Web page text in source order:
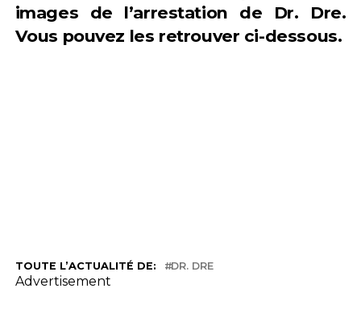
images de l’arrestation de Dr. Dre.
Vous pouvez les retrouver ci-dessous.
TOUTE L’ACTUALITÉ DE: DR. DRE
Advertisement